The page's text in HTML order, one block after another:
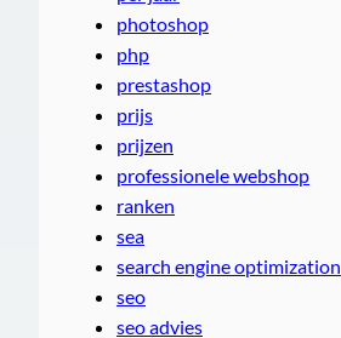
photoshop
php
prestashop
prijs
prijzen
professionele webshop
ranken
sea
search engine optimization
seo
seo advies